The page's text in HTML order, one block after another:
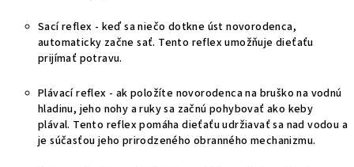
Sací reflex - keď sa niečo dotkne úst novorodenca,
automaticky začne sať. Tento reflex umožňuje dieťaťu
prijímať potravu.
Plávací reflex - ak položíte novorodenca na bruško na vodnú
hladinu, jeho nohy a ruky sa začnú pohybovať ako keby
plával. Tento reflex pomáha dieťaťu udržiavať sa nad vodou a
je súčasťou jeho prirodzeného obranného mechanizmu.